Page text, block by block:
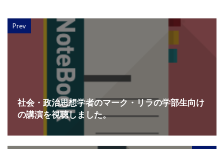
Prev
社会・政治思想学者のマーク・リラの学部生向け
の講演を視聴しました。